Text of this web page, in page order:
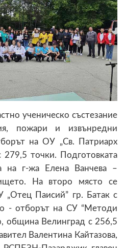
ученическо състезание
пожари и извънредни
на ОУ „Св. Патриарх
точки. Подготовката
на г-жа Елена Ванчева –
На второ място се
„Отец Паисий” гр. Батак с
- отборът на СУ “Методи
община Велинград с 256,5
Валентина Кайтазова,